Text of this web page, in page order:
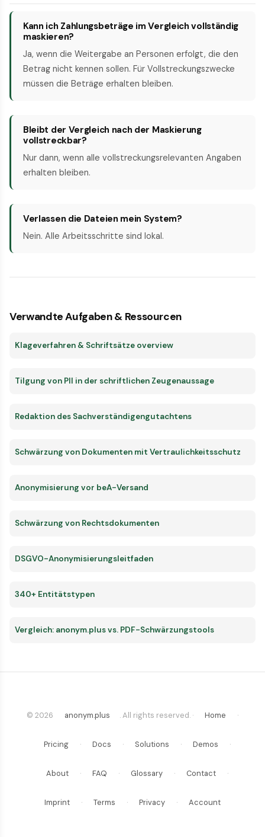
Kann ich Zahlungsbeträge im Vergleich vollständig
maskieren?
Ja, wenn die Weitergabe an Personen erfolgt, die den
Betrag nicht kennen sollen. Für Vollstreckungszwecke
müssen die Beträge erhalten bleiben.
Bleibt der Vergleich nach der Maskierung
vollstreckbar?
Nur dann, wenn alle vollstreckungsrelevanten Angaben
erhalten bleiben.
Verlassen die Dateien mein System?
Nein. Alle Arbeitsschritte sind lokal.
Verwandte Aufgaben & Ressourcen
Klageverfahren & Schriftsätze overview
Tilgung von PII in der schriftlichen Zeugenaussage
Redaktion des Sachverständigengutachtens
Schwärzung von Dokumenten mit Vertraulichkeitsschutz
Anonymisierung vor beA-Versand
Schwärzung von Rechtsdokumenten
DSGVO-Anonymisierungsleitfaden
340+ Entitätstypen
Vergleich: anonym.plus vs. PDF-Schwärzungstools
© 2026 anonym.plus . All rights reserved. · Home ·
Pricing · Docs · Solutions · Demos ·
About · FAQ · Glossary · Contact ·
Imprint · Terms · Privacy · Account